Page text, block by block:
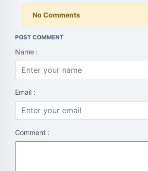
No Comments
POST COMMENT
Name :
Email :
Comment :